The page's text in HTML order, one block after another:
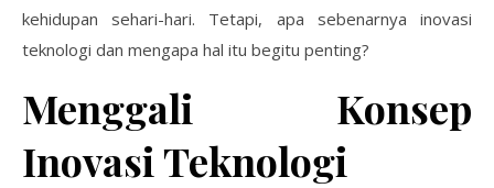
kehidupan sehari-hari. Tetapi, apa sebenarnya inovasi
teknologi dan mengapa hal itu begitu penting?
Menggali Konsep
Inovasi Teknologi